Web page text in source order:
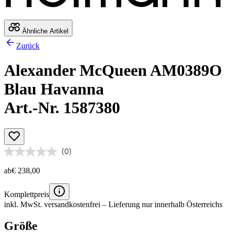
Ähnliche Artikel
Zurück
Alexander McQueen AM0389O
Blau Havanna
Art.-Nr. 1587380
(0)
ab€ 238,00
Komplettpreis
inkl. MwSt. versandkostenfrei – Lieferung nur innerhalb Österreichs
Größe